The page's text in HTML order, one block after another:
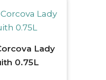
Lady
0.75L